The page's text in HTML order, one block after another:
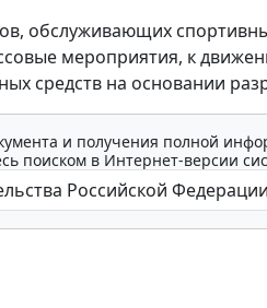
обслуживающих
мероприятия, к
средств на основании
и получения полной
поиском в Интернет-версии